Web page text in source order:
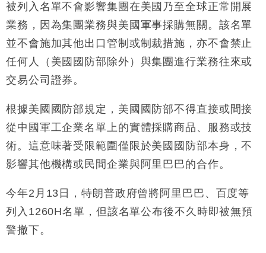
12:30
財經｜香港7月PMI回落至51 企業擴張放慢兼縮減人
手
11:40
財經｜黑石傳再籌逾360億美元 支援Anthropic租用
Google晶片
10:57
財經｜美商務部擬擴大金屬關稅範圍 14類產品或加徵
25%
18:15
本地｜新世界K11 9月升級會員制度 增鉑金卡級別鎖
定高消費客群
財經｜本港6月零售額連升14個月 珠寶鐘錶銷售升勢
最強
16:33
財經｜滙控重啟最多10億美元回購 派息比率目標維持
被列入名單不會影響集團在美國乃至全球正常開展
業務，因為集團業務與美國軍事採購無關。該名單
並不會施加其他出口管制或制裁措施，亦不會禁止
任何人（美國國防部除外）與集團進行業務往來或
交易公司證券。
根據美國國防部規定，美國國防部不得直接或間接
從中國軍工企業名單上的實體採購商品、服務或技
術。這意味著受限範圍僅限於美國國防部本身，不
影響其他機構或民間企業與阿里巴巴的合作。
今年2月13日，特朗普政府曾將阿里巴巴、百度等
列入1260H名單，但該名單公布後不久時即被無預
警撤下。